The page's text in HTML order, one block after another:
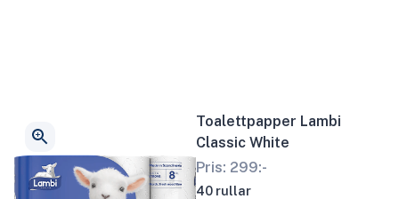
Toalettpapper Lambi
Classic White
Pris: 299:-
40 rullar